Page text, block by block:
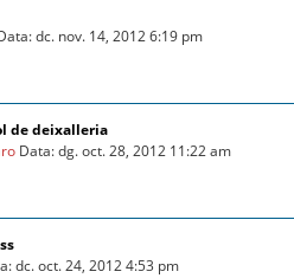
dc. nov. 14, 2012 6:19 pm
de deixalleria
Data: dg. oct. 28, 2012 11:22 am
dc. oct. 24, 2012 4:53 pm